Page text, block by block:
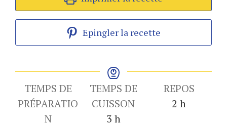
Epingler la recette
TEMPS DE
PRÉPARATIO
N
TEMPS DE
CUISSON
3heures
h
REPOS
2 heures
h